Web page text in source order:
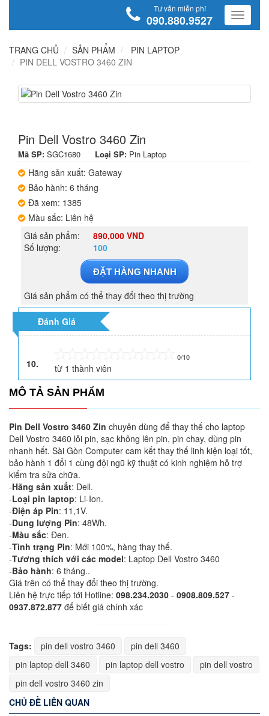
Tư vấn miễn phí
090.880.9527
TRANG CHỦ SẢN PHẨM
PIN LAPTOP
PIN DELL VOSTRO 3460 ZIN
Pin Dell Vostro 3460 Zin
Mã SP: SGC1680 Loại SP: Pin Laptop
Hãng sản xuất: Gateway
Bảo hành: 6 tháng
Đã xem: 1385
Màu sắc: Liên hệ
Giá sản phẩm:
890,000 VND
Số lượng:
100
ĐẶT HÀNG NHANH
Giá sản phẩm có thể thay đổi theo thị trường
Đánh Giá
10.
0/10
từ 1 thành viên
MÔ TẢ SẢN PHẨM
Pin Dell Vostro 3460 Zin chuyên dùng để thay thế cho laptop
Dell Vostro 3460 lỗi pin, sạc không lên pin, pin chay, dùng pin
nhanh hết. Sài Gòn Computer cam kết thay thế linh kiện loại tốt,
bảo hành 1 đổi 1 cùng đội ngũ kỹ thuật có kinh nghiệm hỗ trợ
kiểm tra sửa chữa.
-Hãng sản xuất: Dell.
-Loại pin laptop: Li-Ion.
-Điện áp Pin: 11,1V.
-Dung lượng Pin: 48Wh.
-Màu sắc: Đen.
-Tình trạng Pin: Mới 100%, hàng thay thế.
-Tương thích với các model: Laptop Dell Vostro 3460
-Bảo hành: 6 tháng..
Giá trên có thể thay đổi theo thị trường.
Liên hệ trực tiếp tới Hotline: 098.234.2030 - 0908.809.527 -
0937.872.877 để biết giá chính xác
Tags: pin dell vostro 3460
pin dell 3460
pin laptop dell 3460
pin laptop dell vostro
pin dell vostro
pin dell vostro 3460 zin
CHỦ ĐỀ LIÊN QUAN